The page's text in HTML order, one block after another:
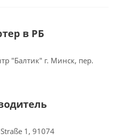
в РБ
"Балтик" г. Минск, пер.
1, 91074